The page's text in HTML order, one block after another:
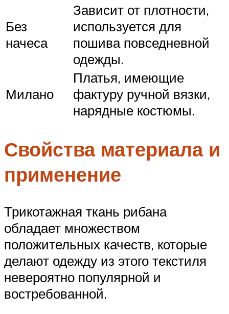
Без
начеса
Зависит от плотности,
используется для
пошива повседневной
одежды.
Милано
Платья, имеющие
фактуру ручной вязки,
нарядные костюмы.
Свойства материала и
применение
Трикотажная ткань рибана
обладает множеством
положительных качеств, которые
делают одежду из этого текстиля
невероятно популярной и
востребованной.